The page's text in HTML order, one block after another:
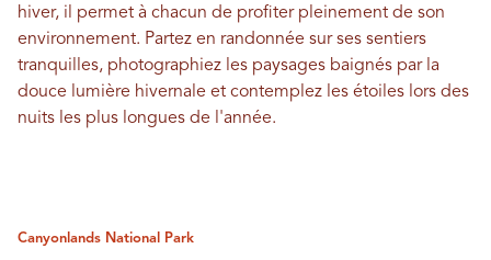
hiver, il permet à chacun de profiter pleinement de son
environnement. Partez en randonnée sur ses sentiers
tranquilles, photographiez les paysages baignés par la
douce lumière hivernale et contemplez les étoiles lors des
nuits les plus longues de l'année.
Canyonlands National Park